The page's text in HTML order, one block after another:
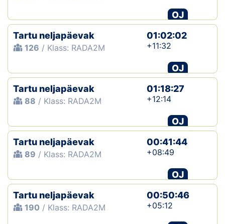
OJ
Tartu neljapäevak
126 / Klass: RADA2M
01:02:02
+11:32
OJ
Tartu neljapäevak
88 / Klass: RADA2M
01:18:27
+12:14
OJ
Tartu neljapäevak
89 / Klass: RADA2M
00:41:44
+08:49
OJ
Tartu neljapäevak
190 / Klass: RADA2M
00:50:46
+05:12